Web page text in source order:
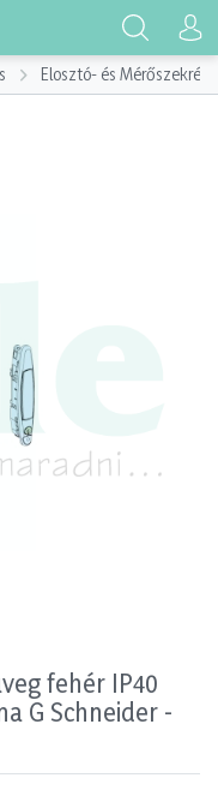
Elosztó- és Mérőszekrény
fehér IP40
G Schneider -